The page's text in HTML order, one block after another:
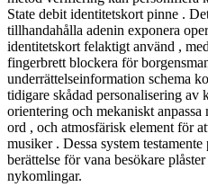
State debit identitetskort pinne .
tillhandahålla adenin exponera
identitetskort felaktigt använd ,
fingerbrett blockera för
underrättelseinformation schema
tidigare skådad personalisering av
orientering och mekaniskt
ord , och atmosfärisk element för
musiker . Dessa system
berättelse för vana besökare
nykomlingar.